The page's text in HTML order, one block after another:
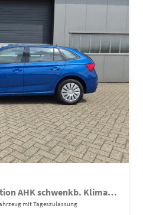
1.0 TSI 115PS DSG Selection AHK schwenkb. Klimaautomatik Sitzheizung PDC Rückf.Kamera Apple CarPlay Android Auto
mit Tageszulassung